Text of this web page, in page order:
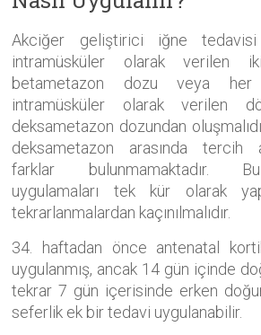
Akciğer geliştirici iğne
intramüsküler olarak
betametazon dozu veya
intramüsküler olarak
deksametazon dozundan
deksametazon arasında tercih
farklar bulunmamaktadır.
uygulamaları tek kür olarak
tekrarlanmalardan kaçınılmalıdır.
34. haftadan önce antenatal
uygulanmış, ancak 14 gün içinde
tekrar 7 gün içerisinde erken
seferlik ek bir tedavi uygulanabilir.